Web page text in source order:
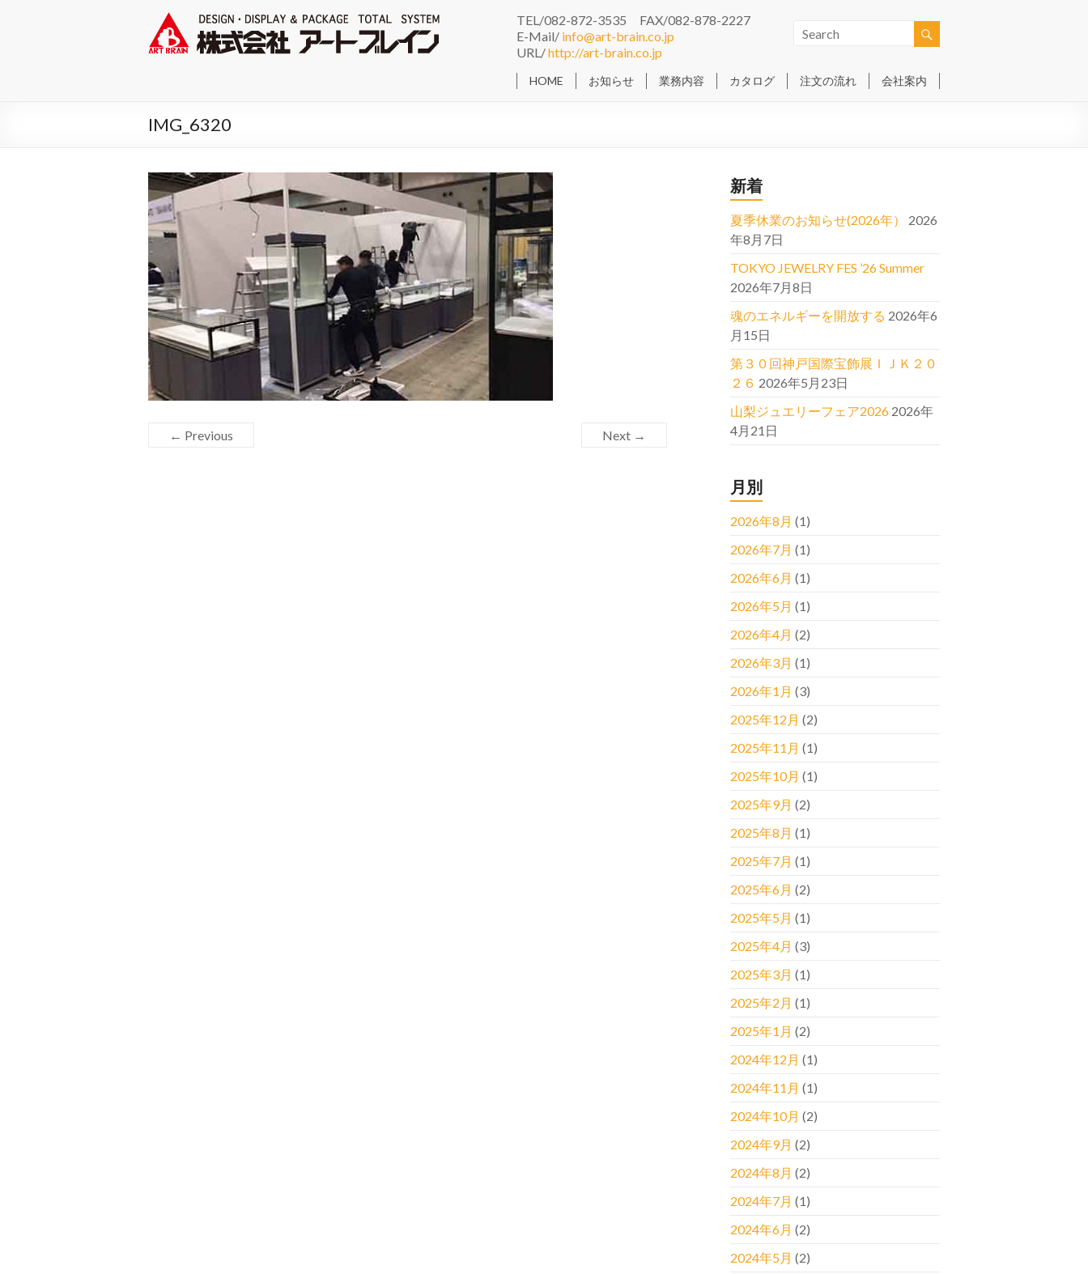
TEL/082-872-3535 FAX/082-878-2227
E-Mail/ info@art-brain.co.jp
URL/http://art-brain.co.jp
HOME お知らせ 業務内容 カタログ 注文の流れ 会社案内
IMG_6320
← Previous Next →
新着
夏季休業のお知らせ(2026年）
2026
年8月7日
TOKYO JEWELRY FES ’26 Summer
2026年7月8日
魂のエネルギーを開放する 2026年6
月15日
第３０回神戸国際宝飾展ＩＪＫ２０
２６ 2026年5月23日
山梨ジュエリーフェア2026 2026年
4月21日
月別
2026年8月 (1)
2026年7月 (1)
2026年6月 (1)
2026年5月 (1)
2026年4月 (2)
2026年3月 (1)
2026年1月 (3)
2025年12月 (2)
2025年11月 (1)
2025年10月 (1)
2025年9月 (2)
2025年8月 (1)
2025年7月 (1)
2025年6月 (2)
2025年5月 (1)
2025年4月 (3)
2025年3月 (1)
2025年2月 (1)
2025年1月 (2)
2024年12月 (1)
2024年11月 (1)
2024年10月 (2)
2024年9月 (2)
2024年8月 (2)
2024年7月 (1)
2024年6月 (2)
2024年5月 (2)